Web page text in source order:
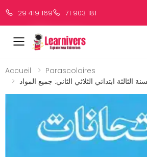
29 419 169 71 903 181
Accueil
Parascolaires
الثالثة ابتدائي الثلاثي الثاني: جميع المواد